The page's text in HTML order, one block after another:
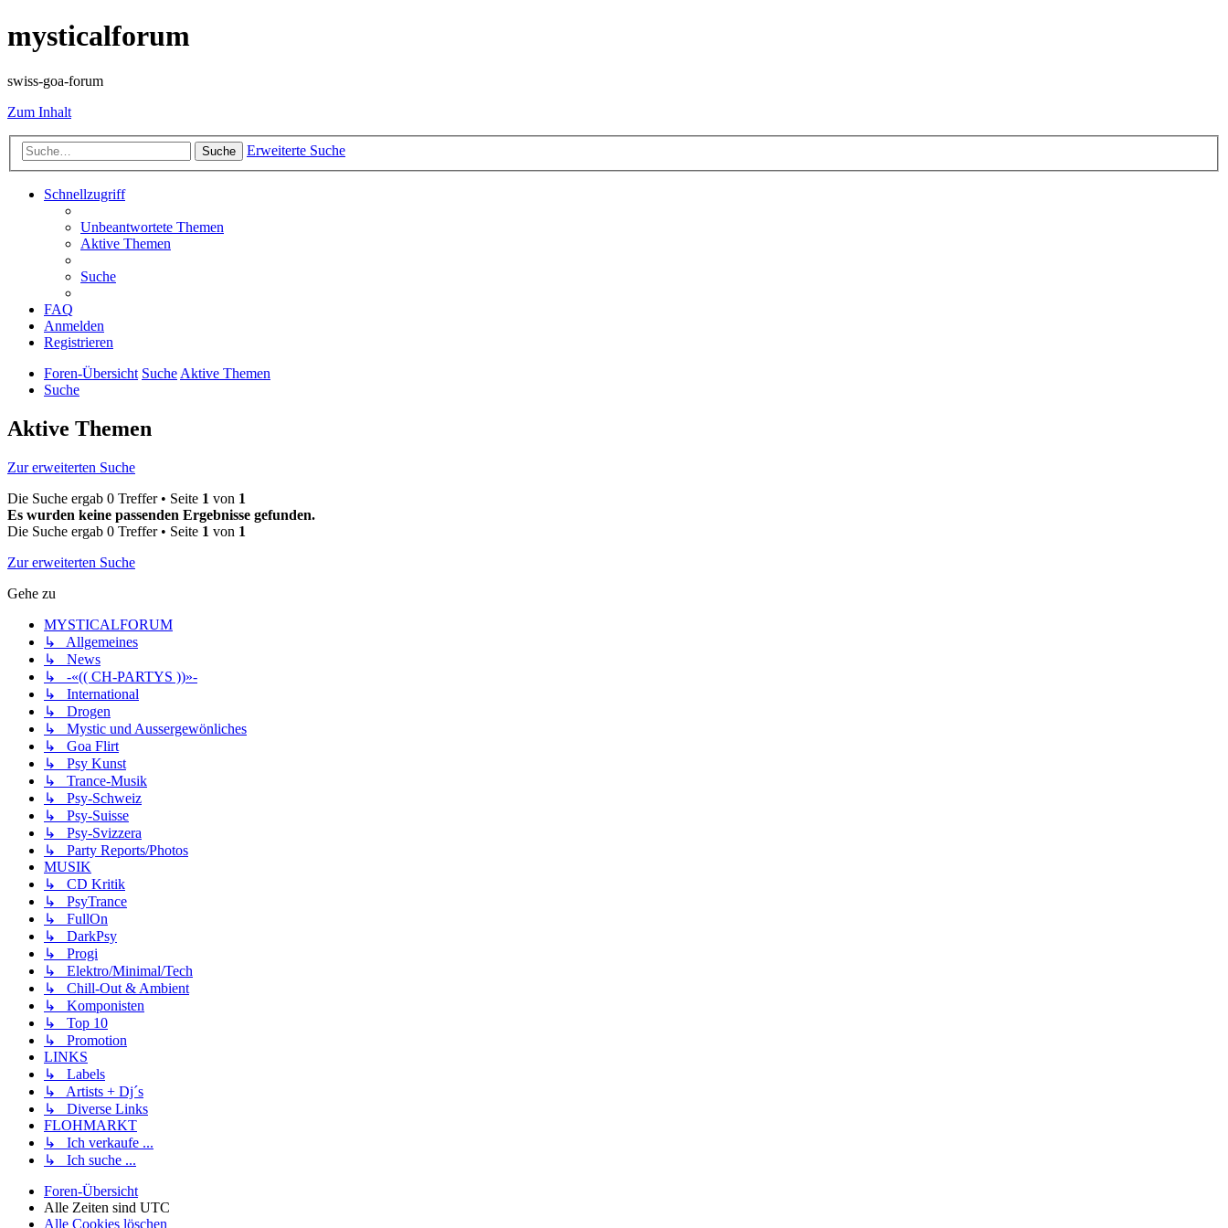
mysticalforum
swiss-goa-forum
Zum Inhalt
Suche Erweiterte Suche
Schnellzugriff
Unbeantwortete Themen
Aktive Themen
Suche
FAQ
Anmelden
Registrieren
Foren-Übersicht SucheAktive Themen
Suche
Aktive Themen
Zur erweiterten Suche
Die Suche ergab 0 Treffer • Seite 1 von 1
Es wurden keine passenden Ergebnisse gefunden.
Die Suche ergab 0 Treffer • Seite 1 von 1
Zur erweiterten Suche
Gehe zu
MYSTICALFORUM
↳ Allgemeines
↳ News
↳ -«(( CH-PARTYS ))»-
↳ International
↳ Drogen
↳ Mystic und Aussergewönliches
↳ Goa Flirt
↳ Psy Kunst
↳ Trance-Musik
↳ Psy-Schweiz
↳ Psy-Suisse
↳ Psy-Svizzera
↳ Party Reports/Photos
MUSIK
↳ CD Kritik
↳ PsyTrance
↳ FullOn
↳ DarkPsy
↳ Progi
↳ Elektro/Minimal/Tech
↳ Chill-Out & Ambient
↳ Komponisten
↳ Top 10
↳ Promotion
LINKS
↳ Labels
↳ Artists + Dj´s
↳ Diverse Links
FLOHMARKT
↳ Ich verkaufe ...
↳ Ich suche ...
Foren-Übersicht
Alle Zeiten sind UTC
Alle Cookies löschen